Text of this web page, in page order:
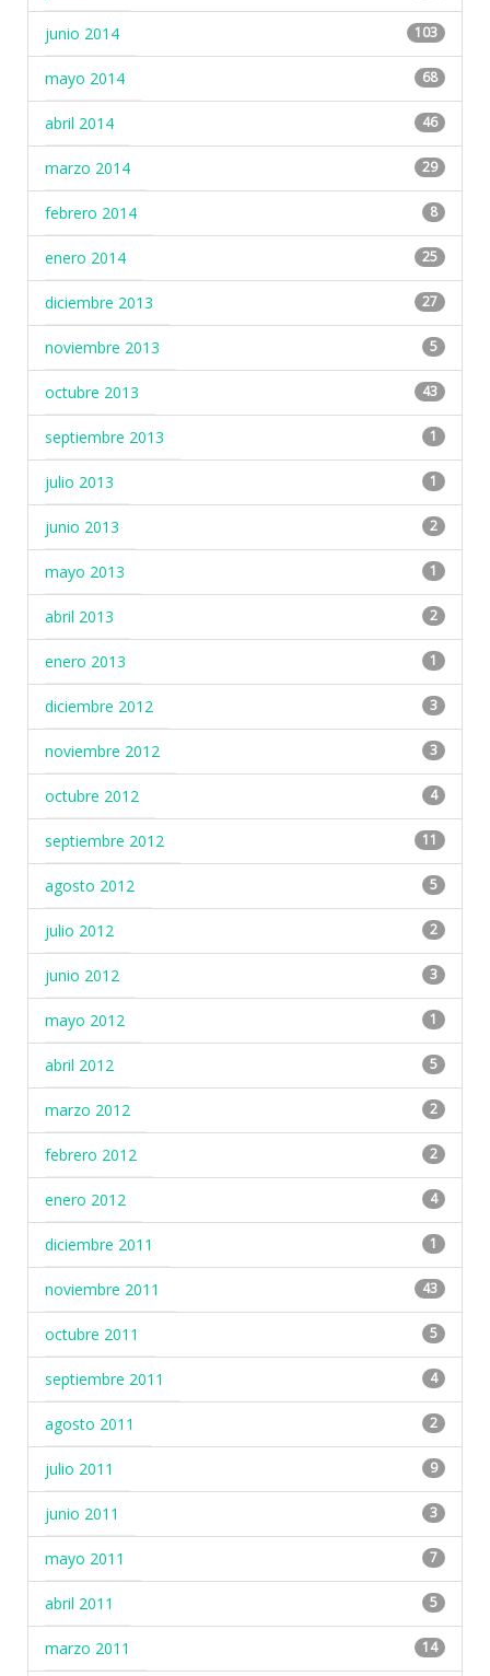
junio 2014 103
mayo 2014 68
abril 2014 46
marzo 2014 29
febrero 2014 8
enero 2014 25
diciembre 2013 27
noviembre 2013 5
octubre 2013 43
septiembre 2013 1
julio 2013 1
junio 2013 2
mayo 2013 1
abril 2013 2
enero 2013 1
diciembre 2012 3
noviembre 2012 3
octubre 2012 4
septiembre 2012 11
agosto 2012 5
julio 2012 2
junio 2012 3
mayo 2012 1
abril 2012 5
marzo 2012 2
febrero 2012 2
enero 2012 4
diciembre 2011 1
noviembre 2011 43
octubre 2011 5
septiembre 2011 4
agosto 2011 2
julio 2011 9
junio 2011 3
mayo 2011 7
abril 2011 5
marzo 2011 14